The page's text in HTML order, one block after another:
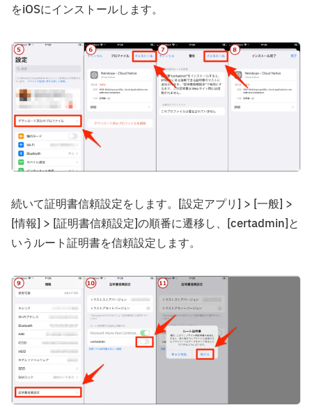
をiOSにインストールします。
続いて証明書信頼設定をします。[設定アプリ] > [一般] >
[情報] > [証明書信頼設定]の順番に遷移し、[certadmin]と
いうルート証明書を信頼設定します。